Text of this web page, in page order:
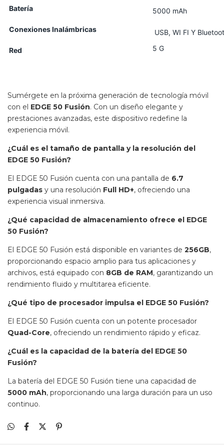
Batería 5000 mAh
Conexiones Inalámbricas USB, WI FI Y
Red 5 G
Sumérgete en la próxima generación de tecnología móvil
con el EDGE 50 Fusión. Con un diseño elegante y
prestaciones avanzadas, este dispositivo redefine la
experiencia móvil.
¿Cuál es el tamaño de pantalla y la resolución del
EDGE 50 Fusión?
El EDGE 50 Fusión cuenta con una pantalla de 6.7
pulgadas y una resolución Full HD+, ofreciendo una
experiencia visual inmersiva.
¿Qué capacidad de almacenamiento ofrece el EDGE
50 Fusión?
El EDGE 50 Fusión está disponible en variantes de 256GB,
proporcionando espacio amplio para tus aplicaciones y
archivos, está equipado con 8GB de RAM, garantizando un
rendimiento fluido y multitarea eficiente.
¿Qué tipo de procesador impulsa el EDGE 50 Fusión?
El EDGE 50 Fusión cuenta con un potente procesador
Quad-Core, ofreciendo un rendimiento rápido y eficaz.
¿Cuál es la capacidad de la batería del EDGE 50
Fusión?
La batería del EDGE 50 Fusión tiene una capacidad de
5000 mAh, proporcionando una larga duración para un uso
continuo.